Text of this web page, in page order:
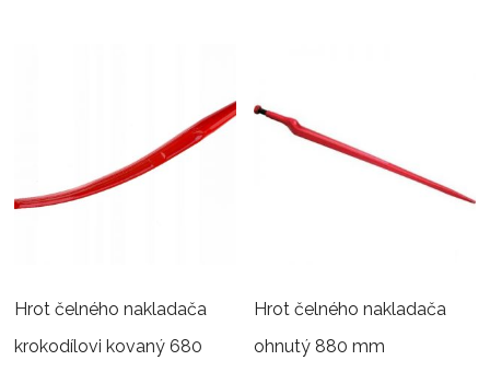
Hrot čelného nakladača
krokodílovi kovaný 680
Hrot čelného nakladača
ohnutý 880 mm